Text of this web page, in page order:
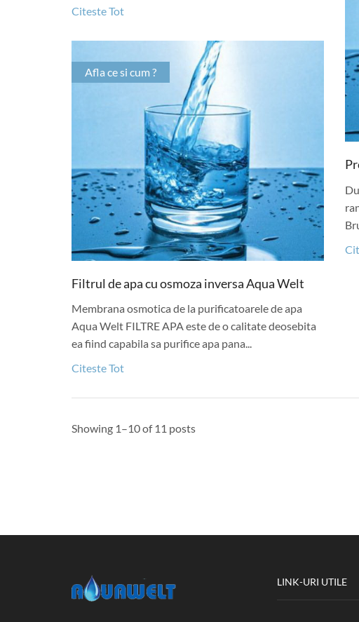
Citeste Tot
Afla ce si cum ?
Filtrul de apa cu osmoza inversa Aqua Welt
Membrana osmotica de la purificatoarele de apa
Aqua Welt FILTRE APA este de o calitate deosebita
ea fiind capabila sa purifice apa pana...
Citeste Tot
Showing 1–10 of 11 posts
LINK-URI UTILE